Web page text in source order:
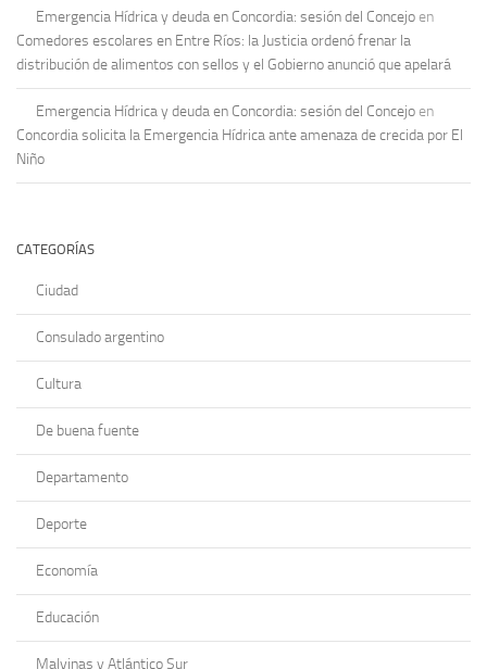
Emergencia Hídrica y deuda en Concordia: sesión del Concejo en
Comedores escolares en Entre Ríos: la Justicia ordenó frenar la
distribución de alimentos con sellos y el Gobierno anunció que apelará
Emergencia Hídrica y deuda en Concordia: sesión del Concejo en
Concordia solicita la Emergencia Hídrica ante amenaza de crecida por El
Niño
CATEGORÍAS
Ciudad
Consulado argentino
Cultura
De buena fuente
Departamento
Deporte
Economía
Educación
Malvinas y Atlántico Sur